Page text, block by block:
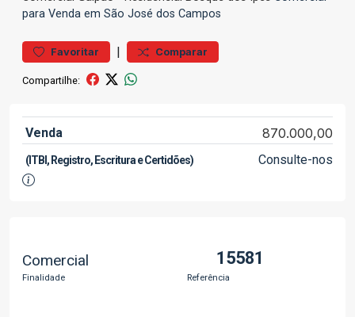
para Venda em São José dos Campos
Favoritar | Comparar
Compartilhe:
Venda 870.000,00
(ITBI, Registro, Escritura e Certidões) Consulte-nos
Comercial
Finalidade
15581
Referência